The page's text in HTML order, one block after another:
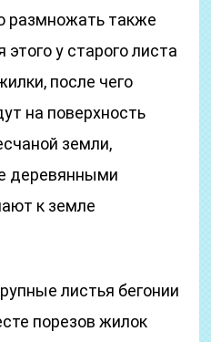
размножать также
у старого листа
после чего
на поверхность
земли,
деревянными
к земле
листья бегонии
порезов жилок